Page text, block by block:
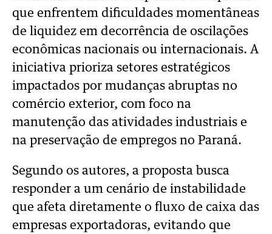
que enfrentem dificuldades momentâneas
de liquidez em decorrência de oscilações
econômicas nacionais ou internacionais. A
iniciativa prioriza setores estratégicos
impactados por mudanças abruptas no
comércio exterior, com foco na
manutenção das atividades industriais e
na preservação de empregos no Paraná.
Segundo os autores, a proposta busca
responder a um cenário de instabilidade
que afeta diretamente o fluxo de caixa das
empresas exportadoras, evitando que